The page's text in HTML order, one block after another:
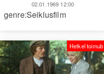
02.01.1969 12:00
genre:Seiklusfilm
Hetkel toimub